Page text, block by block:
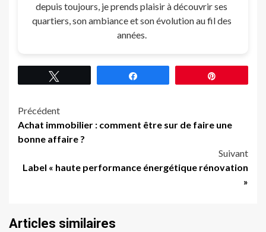
depuis toujours, je prends plaisir à découvrir ses
quartiers, son ambiance et son évolution au fil des
années.
Navigation
d’article
Précédent
Achat immobilier : comment être sur de faire une
bonne affaire ?
Suivant
Label « haute performance énergétique rénovation
»
Articles similaires